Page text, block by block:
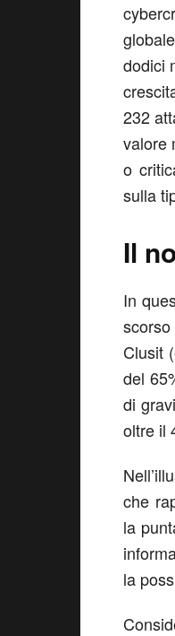
dodici
232
valore
o
sulla
Il
In
Clusit
del
di
oltre il
che
la
la